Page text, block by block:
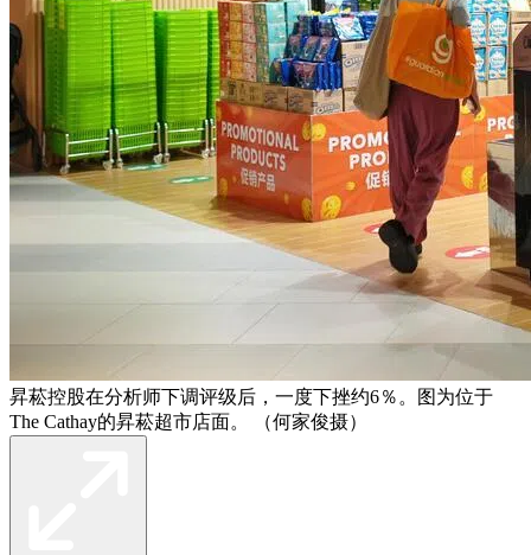
昇菘控股在分析师下调评级后，一度下挫约6％。图为位于
The Cathay的昇菘超市店面。 （何家俊摄）